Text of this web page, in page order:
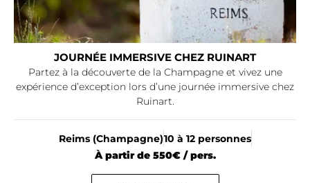
JOURNÉE IMMERSIVE CHEZ RUINART
Partez à la découverte de la Champagne et vivez une
expérience d’exception lors d’une journée immersive chez
Ruinart.
Reims (Champagne)10 à 12 personnes
À partir de 550€ / pers.